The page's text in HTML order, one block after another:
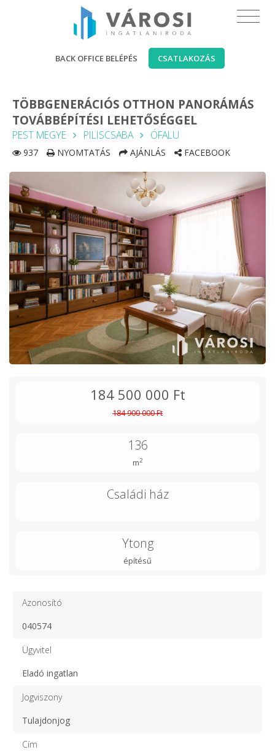
BACK OFFICE BELÉPÉS CSATLAKOZÁS
TÖBBGENERÁCIÓS OTTHON PANORÁMÁS
TOVÁBBÉPÍTÉSI LEHETŐSÉGGEL
PEST MEGYE PILISCSABA ÓFALU
937 NYOMTATÁS AJÁNLÁS FACEBOOK
184 500 000 Ft
184 900 000 Ft
136
m2
Családi ház
Ytong
építésű
Azonosító
040574
Ügyvitel
Eladó ingatlan
Jogviszony
Tulajdonjog
Cím